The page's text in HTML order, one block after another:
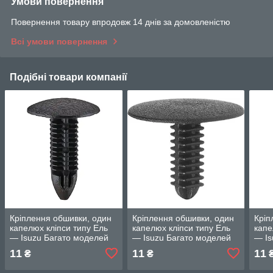
Повернення товару впродовж 14 днів за домовленістю
Всі умови повернення
Подібні товари компанії
Кріплення обшивки, один
капелюх кліпси типу Ель
— Isuzu Багато моделей
11 ₴
Кріплення обшивки, один
капелюх кліпси типу Ель
— Isuzu Багато моделей
11₴
—
11